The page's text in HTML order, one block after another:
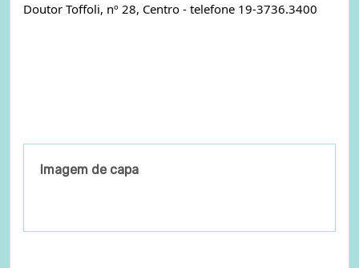
Doutor Toffoli, nº 28, Centro - telefone 19-3736.3400
Imagem de capa